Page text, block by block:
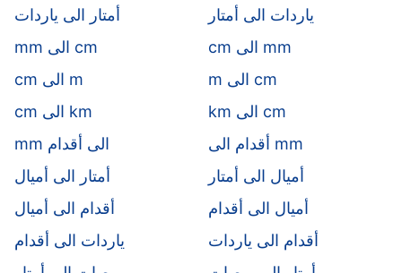
أمتار الى ياردات
ياردات الى أمتار
mm الى cm
cm الى mm
cm الى m
m الى cm
cm الى km
km الى cm
mm الى أقدام
أقدام الى mm
أمتار الى أميال
أميال الى أمتار
أقدام الى أميال
أميال الى أقدام
ياردات الى أقدام
أقدام الى ياردات